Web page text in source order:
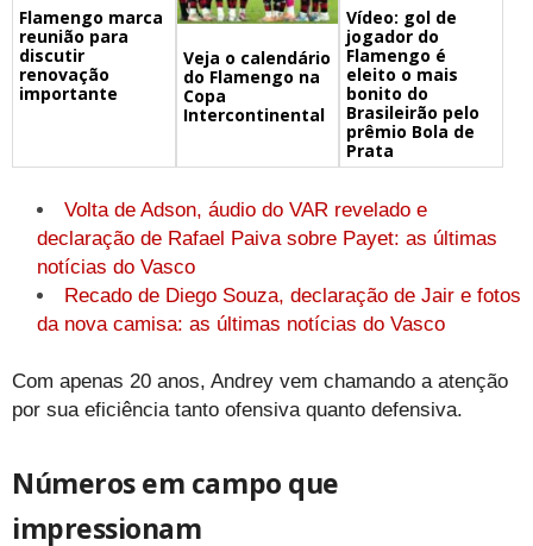
Flamengo marca
reunião para
discutir
renovação
importante
Veja o calendário
do Flamengo na
Copa
Intercontinental
Vídeo: gol de
jogador do
Flamengo é
eleito o mais
bonito do
Brasileirão pelo
prêmio Bola de
Prata
Volta de Adson, áudio do VAR revelado e
declaração de Rafael Paiva sobre Payet: as últimas
notícias do Vasco
Recado de Diego Souza, declaração de Jair e fotos
da nova camisa: as últimas notícias do Vasco
Com apenas 20 anos, Andrey vem chamando a atenção
por sua eficiência tanto ofensiva quanto defensiva.
Números em campo que
impressionam